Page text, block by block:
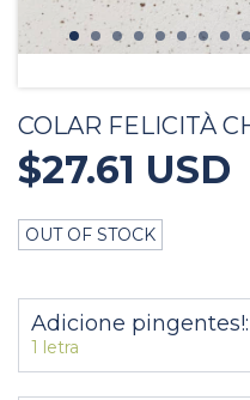
COLAR FELICITÀ
$27.61 USD
OUT OF STOCK
Adicione pingentes!:
1 letra